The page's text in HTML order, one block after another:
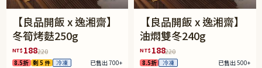
【良品開飯 x 逸湘齋】
冬筍烤麩250g
NT$ 188220
8.5折 剩 5 件 冷凍 已售出 700+
【良品開飯 x 逸湘齋】
油燜雙冬240g
NT$ 188220
8.5折 冷凍 已售出 500+